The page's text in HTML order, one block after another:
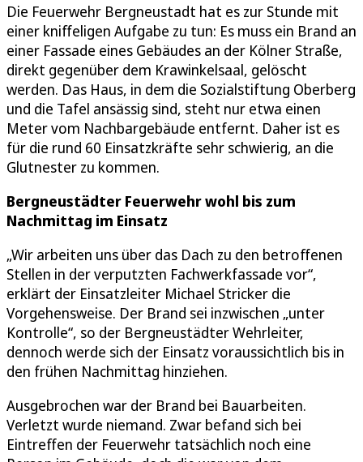
Die Feuerwehr Bergneustadt hat es zur Stunde mit
einer kniffeligen Aufgabe zu tun: Es muss ein Brand an
einer Fassade eines Gebäudes an der Kölner Straße,
direkt gegenüber dem Krawinkelsaal, gelöscht
werden. Das Haus, in dem die Sozialstiftung Oberberg
und die Tafel ansässig sind, steht nur etwa einen
Meter vom Nachbargebäude entfernt. Daher ist es
für die rund 60 Einsatzkräfte sehr schwierig, an die
Glutnester zu kommen.
Bergneustädter Feuerwehr wohl bis zum
Nachmittag im Einsatz
„Wir arbeiten uns über das Dach zu den betroffenen
Stellen in der verputzten Fachwerkfassade vor“,
erklärt der Einsatzleiter Michael Stricker die
Vorgehensweise. Der Brand sei inzwischen „unter
Kontrolle“, so der Bergneustädter Wehrleiter,
dennoch werde sich der Einsatz voraussichtlich bis in
den frühen Nachmittag hinziehen.
Ausgebrochen war der Brand bei Bauarbeiten.
Verletzt wurde niemand. Zwar befand sich bei
Eintreffen der Feuerwehr tatsächlich noch eine